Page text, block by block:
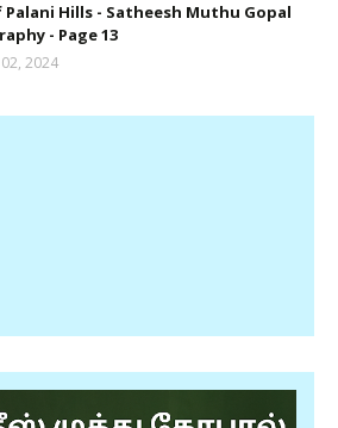
Hills - Satheesh Muthu Gopal
- Page 13
2024